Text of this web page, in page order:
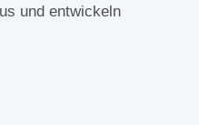
und entwickeln